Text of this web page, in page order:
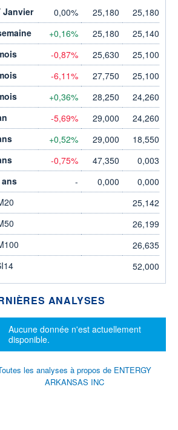
Janvier 0,00% 25,180
25,180
+0,16% 25,180
25,140
-0,87% 25,630
25,100
-6,11% 27,750
25,100
+0,36% 28,250
24,260
-5,69% 29,000
24,260
+0,52% 29,000
18,550
-0,75% 47,350
0,003
ans
- 0,000
0,000
25,142
26,199
26,635
52,000
ANALYSES
Message d'information
Aucune donnée n'est actuellement
disponible.
les analyses à propos de ENTERGY
ARKANSAS INC